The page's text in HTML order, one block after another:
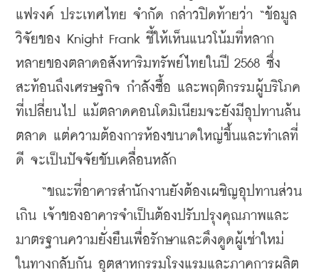
แฟรงค์ ประเทศไทย จำกัด กล่าวปิดท้ายว่า “ข้อมูล
วิจัยของ Knight Frank ชี้ให้เห็นแนวโน้มที่หลาก
หลายของตลาดอสังหาริมทรัพย์ไทยในปี 2568 ซึ่ง
สะท้อนถึงเศรษฐกิจ กำลังซื้อ และพฤติกรรมผู้บริโภค
ที่เปลี่ยนไป แม้ตลาดคอนโดมิเนียมจะยังมีอุปทานล้น
ตลาด แต่ความต้องการห้องขนาดใหญ่ขึ้นและทำเลที่
ดี จะเป็นปัจจัยขับเคลื่อนหลัก
“ขณะที่อาคารสำนักงานยังต้องเผชิญอุปทานส่วน
เกิน เจ้าของอาคารจำเป็นต้องปรับปรุงคุณภาพและ
มาตรฐานความยั่งยืนเพื่อรักษาและดึงดูดผู้เช่าใหม่
ในทางกลับกัน อุตสาหกรรมโรงแรมและภาคการผลิต